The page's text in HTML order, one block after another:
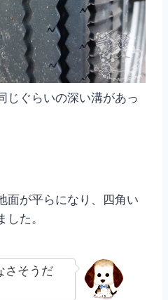
じぐらいの深い溝があっ
面が平らになり、四角い
た。
さそうだ